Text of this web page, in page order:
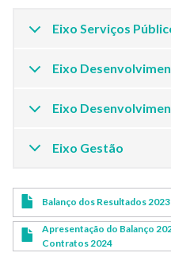
Eixo Serviços
Eixo
Eixo
Eixo Gestão
Balanço dos Resultados 2023
Apresentação do Balanço
Contratos 2024